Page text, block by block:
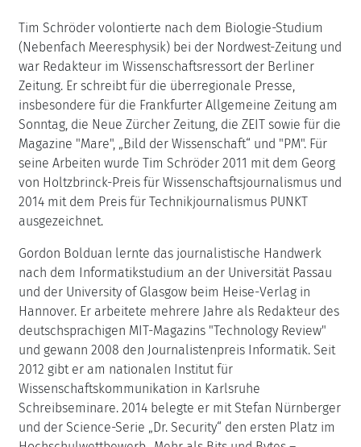
Tim Schröder volontierte nach dem Biologie-Studium
(Nebenfach Meeresphysik) bei der Nordwest-Zeitung und
war Redakteur im Wissenschaftsressort der Berliner
Zeitung. Er schreibt für die überregionale Presse,
insbesondere für die Frankfurter Allgemeine Zeitung am
Sonntag, die Neue Zürcher Zeitung, die ZEIT sowie für die
Magazine "Mare", „Bild der Wissenschaft“ und "PM". Für
seine Arbeiten wurde Tim Schröder 2011 mit dem Georg
von Holtzbrinck-Preis für Wissenschaftsjournalismus und
2014 mit dem Preis für Technikjournalismus PUNKT
ausgezeichnet.
Gordon Bolduan lernte das journalistische Handwerk
nach dem Informatikstudium an der Universität Passau
und der University of Glasgow beim Heise-Verlag in
Hannover. Er arbeitete mehrere Jahre als Redakteur des
deutschsprachigen MIT-Magazins "Technology Review"
und gewann 2008 den Journalistenpreis Informatik. Seit
2012 gibt er am nationalen Institut für
Wissenschaftskommunikation in Karlsruhe
Schreibseminare. 2014 belegte er mit Stefan Nürnberger
und der Science-Serie „Dr. Security“ den ersten Platz im